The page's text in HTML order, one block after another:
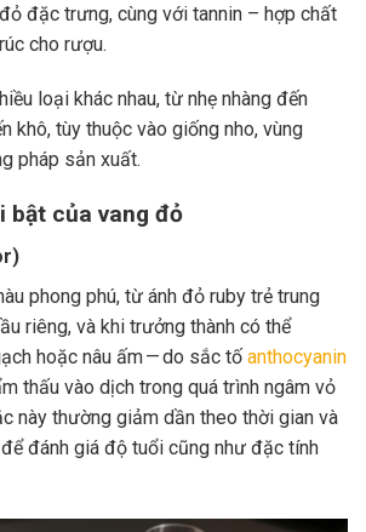
đặc trưng, cùng với tannin – hợp chất
cho rượu.
loại khác nhau, từ nhẹ nhàng đến
khô, tùy thuộc vào giống nho, vùng
pháp sản xuất.
bật của vang đỏ
phong phú, từ ánh đỏ ruby trẻ trung
riêng, và khi trưởng thành có thể
hoặc nâu ấm — do sắc tố anthocyanin
thấu vào dịch trong quá trình ngâm vỏ
này thường giảm dần theo thời gian và
đánh giá độ tuổi cũng như đặc tính